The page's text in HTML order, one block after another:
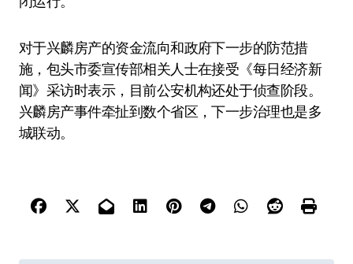
对于兴麟房产的资金流向和政府下一步的防范措
施，包头市委宣传部相关人士在接受《每日经济新
闻》采访时表示，目前公安机构还处于侦查阶段。
兴麟房产事件牵扯到数个省区，下一步治理也是多
城联动。